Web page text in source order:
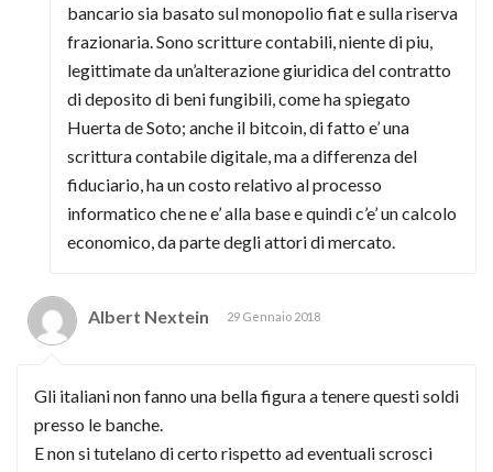
bancario sia basato sul monopolio fiat e sulla riserva
frazionaria. Sono scritture contabili, niente di piu,
legittimate da un’alterazione giuridica del contratto
di deposito di beni fungibili, come ha spiegato
Huerta de Soto; anche il bitcoin, di fatto e’ una
scrittura contabile digitale, ma a differenza del
fiduciario, ha un costo relativo al processo
informatico che ne e’ alla base e quindi c’e’ un calcolo
economico, da parte degli attori di mercato.
Albert Nextein 29 Gennaio 2018
Gli italiani non fanno una bella figura a tenere questi soldi
presso le banche.
E non si tutelano di certo rispetto ad eventuali scrosci